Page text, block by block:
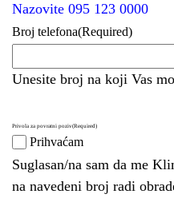
Nazovite 095 123 0000
Broj telefona(Required)
Unesite broj na koji Vas
Privola za povratni poziv(Required)
Prihvaćam
Suglasan/na sam da me
na navedeni broj radi